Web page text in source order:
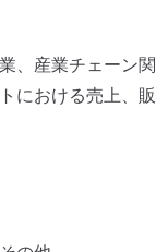
、産業チェーン関
における売上、販